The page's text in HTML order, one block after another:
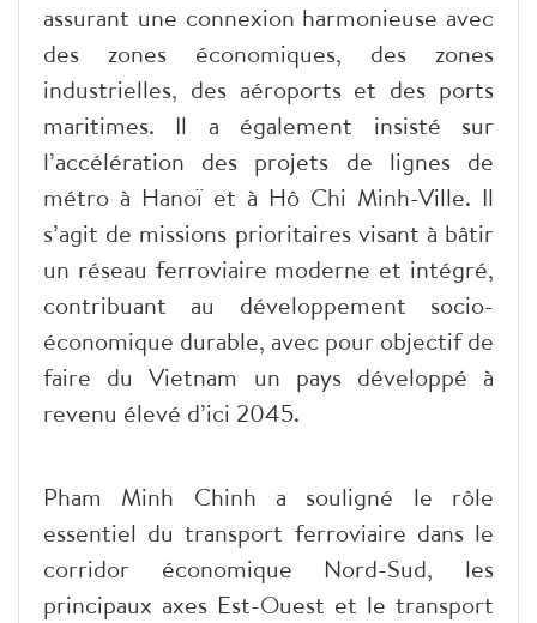
assurant une connexion harmonieuse avec
des zones économiques, des zones
industrielles, des aéroports et des ports
maritimes. Il a également insisté sur
l’accélération des projets de lignes de
métro à Hanoï et à Hô Chi Minh-Ville. Il
s’agit de missions prioritaires visant à bâtir
un réseau ferroviaire moderne et intégré,
contribuant au développement socio-
économique durable, avec pour objectif de
faire du Vietnam un pays développé à
revenu élevé d’ici 2045.
Pham Minh Chinh a souligné le rôle
essentiel du transport ferroviaire dans le
corridor économique Nord-Sud, les
principaux axes Est-Ouest et le transport